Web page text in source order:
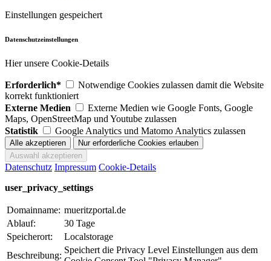
Einstellungen gespeichert
Datenschutzeinstellungen
Hier unsere Cookie-Details
Erforderlich*
Notwendige Cookies zulassen damit die Website
korrekt funktioniert
Externe Medien
Externe Medien wie Google Fonts, Google
Maps, OpenStreetMap und Youtube zulassen
Statistik
Google Analytics und Matomo Analytics zulassen
Datenschutz Impressum Cookie-Details
user_privacy_settings
Domainname: mueritzportal.de
Ablauf:
30 Tage
Speicherort:
Localstorage
Beschreibung:
Speichert die Privacy Level Einstellungen aus dem